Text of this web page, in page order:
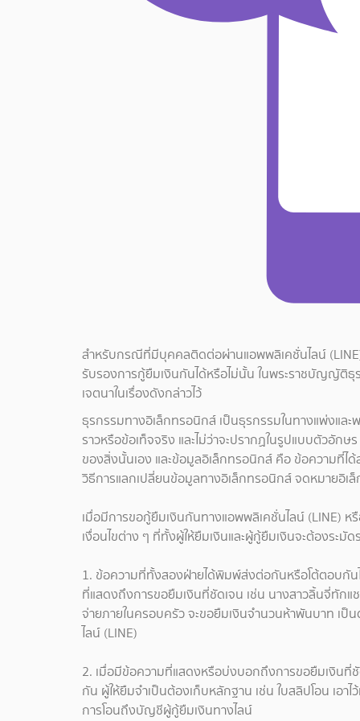
สำหรับกรณีที่มีบุคคลติดต่อผ่านแอพพลิเคชั่นไลน์
รับรองการกู้ยืมเงินกันได้หรือไม่นั้น ในพระราชบัญญัติ
เจตนาในเรื่องดังกล่าวไว้
ธุรกรรมทางอิเล็กทรอนิกส์ เป็นธุรกรรมในทางแพ่งและ
ราวหรือข้อเท็จจริง และไม่ว่าจะปรากฏในรูปแบบตัวอัก
ของสิ่งนั้นเอง และข้อมูลอิเล็กทรอนิกส์ คือ ข้อความที่ไ
วิธีการแลกเปลี่ยนข้อมูลทางอิเล็กทรอนิกส์ จดหมายอิเ
เมื่อมีการขอกู้ยืมเงินกันทางแอพพลิเคชั่นไลน์ (LINE) ห
เงื่อนไขต่าง ๆ ที่ทั้งผู้ให้ยืมเงินและผู้กู้ยืมเงินจะต้องระมั
1. ข้อความที่ทั้งสองฝ่ายได้พิมพ์ส่งต่อกันหรือโต้ตอบกั
ที่แสดงถึงการขอยืมเงินที่ชัดเจน เช่น นางสาวลิ้นจี่ทักแ
จ่ายภายในครอบครัว จะขอยืมเงินจำนวนห้าพันบาท เป็
ไลน์ (LINE)
2. เมื่อมีข้อความที่แสดงหรือบ่งบอกถึงการขอยืมเงินที่
กัน ผู้ให้ยืมจำเป็นต้องเก็บหลักฐาน เช่น ใบสลิปโอน เอ
การโอนถึงบัญชีผู้กู้ยืมเงินทางไลน์